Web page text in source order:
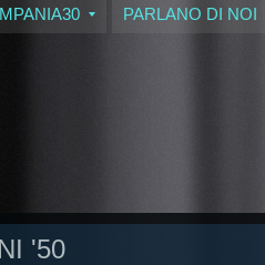
PARLANO DI NOI
'50